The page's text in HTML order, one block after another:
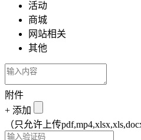
活动
商城
网站相关
其他
附件
+ 添加
（只允许上传